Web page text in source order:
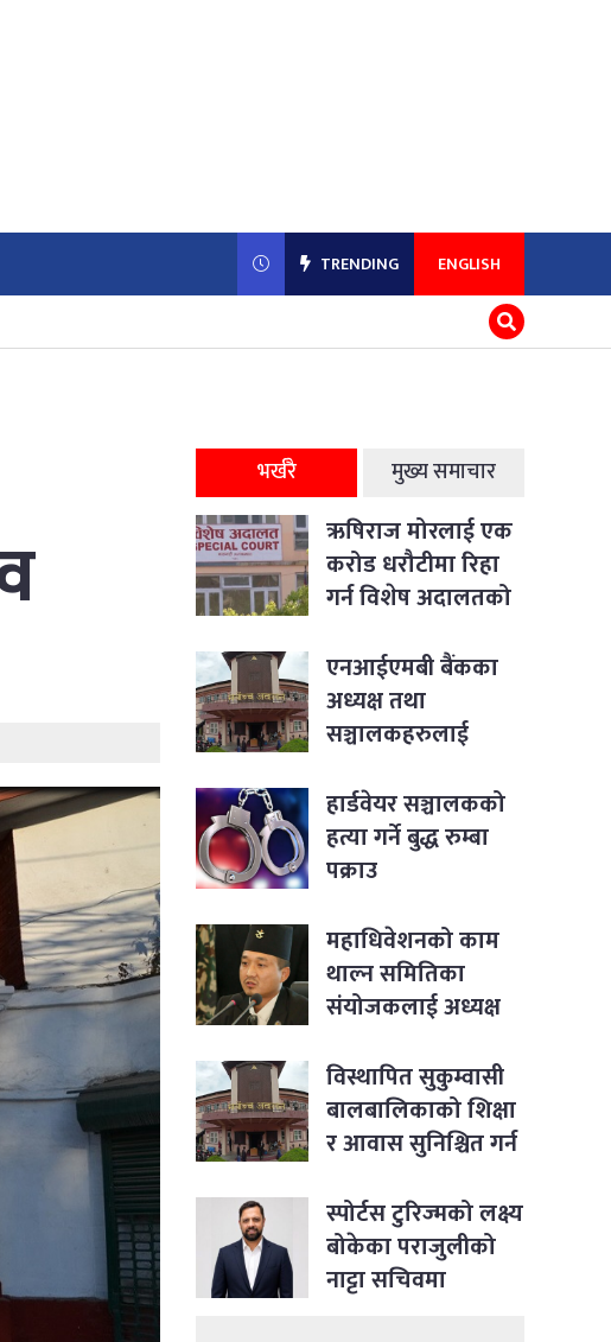
TRENDING ENGLISH
भर्खरै मुख्य समाचार
ऋषिराज मोरलाई एक
करोड धरौटीमा रिहा
गर्न विशेष अदालतको
एनआईएमबी बैंकका
अध्यक्ष तथा
सञ्चालकहरुलाई
आदेश
हार्डवेयर सञ्चालकको
हत्या गर्ने बुद्ध रुम्बा
पक्राउ
महाधिवेशनको काम
थाल्न समितिका
संयोजकलाई अध्यक्ष
विस्थापित सुकुम्वासी
बालबालिकाको शिक्षा
र आवास सुनिश्चित गर्न
स्पोर्टस टुरिज्मको लक्ष्य
बोकेका पराजुलीको
नाट्टा सचिवमा